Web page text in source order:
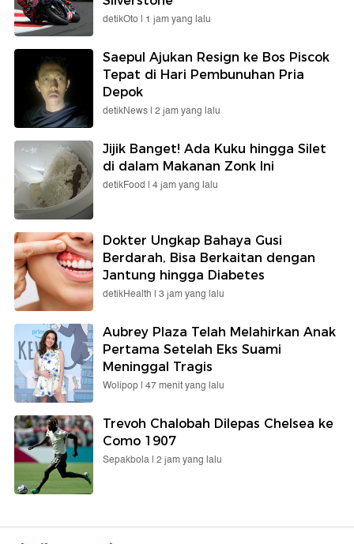
detikOto | 1 jam yang lalu
Saepul Ajukan Resign ke Bos Piscok
Tepat di Hari Pembunuhan Pria
Depok
detikNews | 2 jam yang lalu
Jijik Banget! Ada Kuku hingga Silet
di dalam Makanan Zonk Ini
detikFood | 4 jam yang lalu
Dokter Ungkap Bahaya Gusi
Berdarah, Bisa Berkaitan dengan
Jantung hingga Diabetes
detikHealth | 3 jam yang lalu
Aubrey Plaza Telah Melahirkan Anak
Pertama Setelah Eks Suami
Meninggal Tragis
Wolipop | 47 menit yang lalu
Trevoh Chalobah Dilepas Chelsea ke
Como 1907
Sepakbola | 2 jam yang lalu